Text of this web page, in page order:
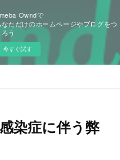
Owndで
なただけのホームページやブログをつ
ろう
今すぐ試す
染症に伴う弊